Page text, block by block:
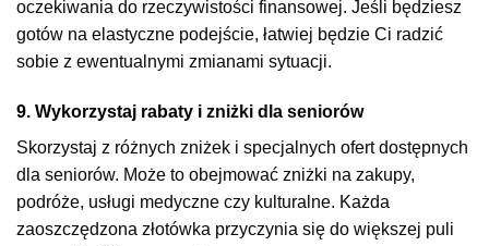
oczekiwania do rzeczywistości finansowej. Jeśli będziesz
gotów na elastyczne podejście, łatwiej będzie Ci radzić
sobie z ewentualnymi zmianami sytuacji.
9. Wykorzystaj rabaty i zniżki dla seniorów
Skorzystaj z różnych zniżek i specjalnych ofert dostępnych
dla seniorów. Może to obejmować zniżki na zakupy,
podróże, usługi medyczne czy kulturalne. Każda
zaoszczędzona złotówka przyczynia się do większej puli